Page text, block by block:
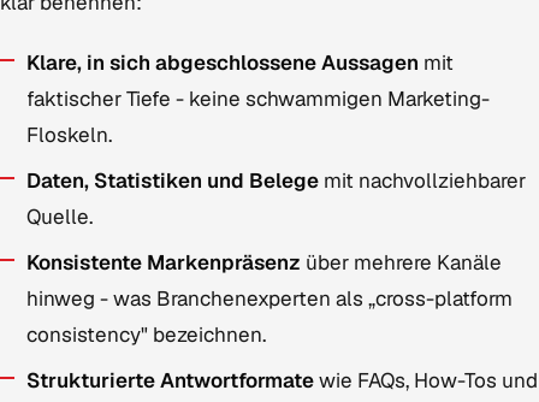
Klare, in sich abgeschlossene Aussagen mit
faktischer Tiefe - keine schwammigen Marketing-
Floskeln.
Daten, Statistiken und Belege mit nachvollziehbarer
Quelle.
Konsistente Markenpräsenz über mehrere Kanäle
hinweg - was Branchenexperten als „cross-platform
consistency" bezeichnen.
Strukturierte Antwortformatewie FAQs, How-Tos und